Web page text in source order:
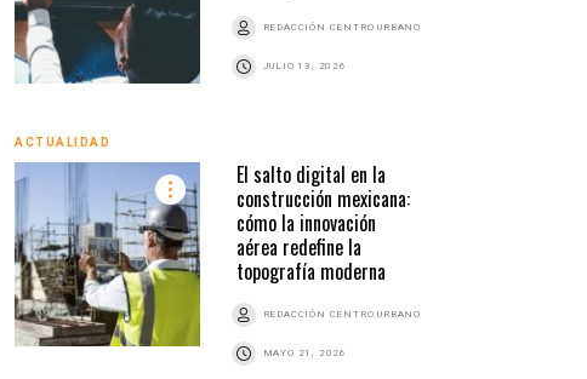
REDACCIÓN CENTRO URBANO
JULIO 13, 2026
ACTUALIDAD
El salto digital en la
construcción mexicana:
cómo la innovación
aérea redefine la
topografía moderna
REDACCIÓN CENTRO URBANO
MAYO 21, 2026